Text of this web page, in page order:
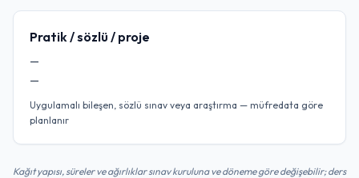
Pratik / sözlü / proje
—
—
Uygulamalı bileşen, sözlü sınav veya araştırma — müfredata göre
planlanır
Kağıt yapısı, süreler ve ağırlıklar sınav kuruluna ve döneme göre değişebilir; ders